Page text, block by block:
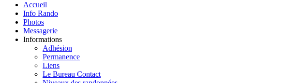
Accueil
Info Rando
Photos
Messagerie
Informations
Adhésion
Permanence
Liens
Le Bureau Contact